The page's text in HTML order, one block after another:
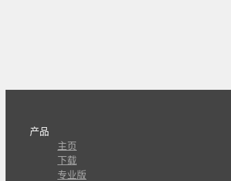
产品
主页
下载
专业版